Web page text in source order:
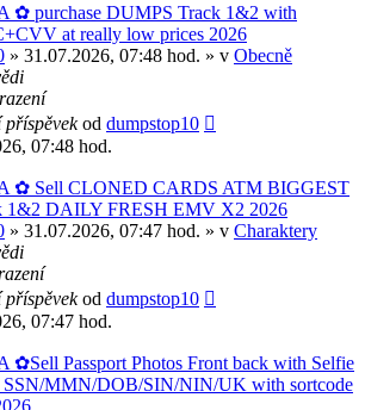
✿ purchase DUMPS Track 1&2 with
at really low prices 2026
» 31.07.2026, 07:48 hod. » v Obecně
příspěvekod dumpstop10
07:48 hod.
✿ Sell CLONED CARDS ATM BIGGEST
1&2 DAILY FRESH EMV X2 2026
» 31.07.2026, 07:47 hod. » v Charaktery
příspěvekod dumpstop10
07:47 hod.
Passport Photos Front back with Selfie
MMN/DOB/SIN/NIN/UK with sortcode